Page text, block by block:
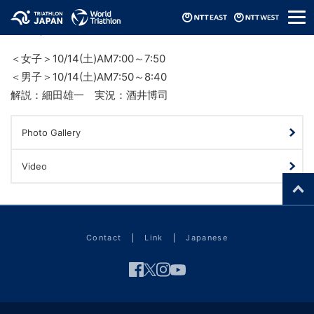
メ
ニ
11 Oct, 2023
＜女子＞10/14(土)AM7:00～7:50
＜男子＞10/14(土)AM7:50～8:40
解説：細田雄一 実況：酒井博司
Photo Gallery
Video
Contact Link Japanese